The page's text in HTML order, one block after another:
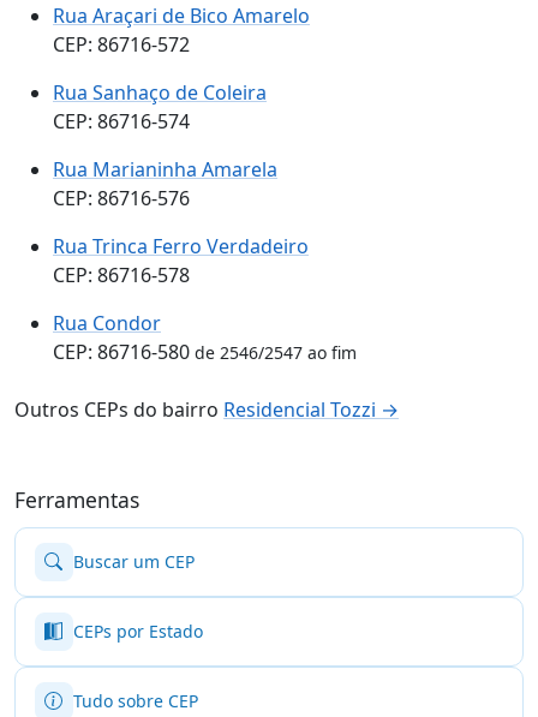
Rua Araçari de Bico Amarelo
CEP: 86716-572
Rua Sanhaço de Coleira
CEP: 86716-574
Rua Marianinha Amarela
CEP: 86716-576
Rua Trinca Ferro Verdadeiro
CEP: 86716-578
Rua Condor
CEP: 86716-580 de 2546/2547 ao fim
Outros CEPs do bairro Residencial Tozzi →
Ferramentas
Buscar um CEP
CEPs por Estado
Tudo sobre CEP